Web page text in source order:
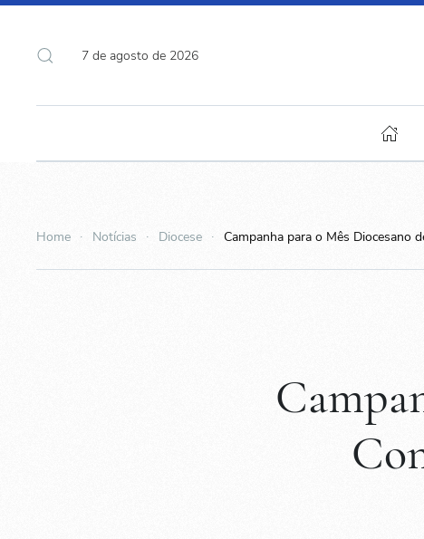
7 de agosto de 2026
Home Notícias Diocese Campanha para o Mês Diocesano